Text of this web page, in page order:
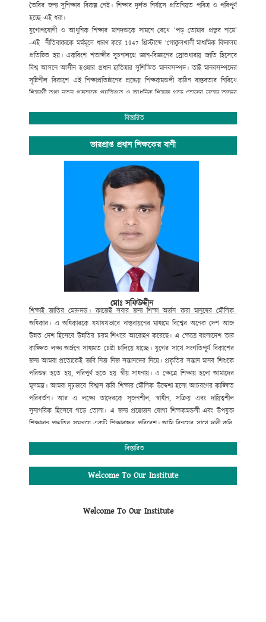
তৈরির জন্য সুশিক্ষার বিকল্প নেই। শিক্ষার দুর্লভ নির্যাসে প্রতিনিয়ত পবিত্র ও পরিপূর্ণ
হচ্ছে এই ধরা।
যুগোপযোগী ও আধুনিক শিক্ষার মানদন্ডকে সামনে রেখে ‘পড় তোমার প্রভুর নামে’
-এই নীতিবাক্যকে মর্মমূলে ধারণ করে1947 খ্রিস্টাব্দে ‘গোকুলখালী মাধ্যমিক বিদ্যালয়
প্রতিষ্ঠিত হয়। একবিংশ শতাব্দীর সূচনালগ্নে জ্ঞান-বিজ্ঞানের স্রোতধারায় জাতি হিসেবে
বিশ্ব আসনে আসীন হওয়ার প্রধান হাতিয়ার সুশিক্ষিত মানবসম্পদ। তাই মানবসম্পদের
সৃষ্টিশীল বিকাশে এই শিক্ষাপ্রতিষ্ঠানের শ্রদ্ধেয় শিক্ষকমন্ডলী কঠিন বাস্তবতার নিরিখে
শিক্ষার্থী তথা নতুন প্রজন্মকে প্রযুক্তিগত ও আধুনিক শিক্ষায় গড়ে তোলার লক্ষ্যে তাদের
অপ্রতিরোধ্য অগ্রযাত্রায় এগিয়ে যাচ্ছে বাংলাদেশের শিক্ষা ব্যবস্থা। বিদ্যালয়ে গতানুগতিক
শিক্ষার্থীদের উৎসাহ প্রদানেও উক্ত শিক্ষাপ্রতিষ্ঠান বদ্ধপরিকর।
সাংস্কৃতিক বিকাশ, প্রগতিশীল চিন্তা, শৃঙ্খলা, নিরাপত্তা ও নিরবচ্ছিন্ন শান্তির মূল্যবোধকে
ধারণ করে আমাদের এই স্বাপ্নিক যাত্রায় সকল শিক্ষক, শিক্ষার্থী, অভিভাবক ও
গুণিজনসহ সংশ্লিষ্ট সকলের ঐকান্তিক সহযোগিতা প্রত্যাশা করছি। এই শিক্ষা প্রতিষ্ঠানের
সর্বাঙ্গীন উন্নতি ও ভবিষ্যৎ পরিকল্পনা রুপায়নে গঠনমূলক সমালোচনাসহ আপনাদের
মূল্যবান পরামর্শ ও সহযোগিতা আমাদের কাম্য।
গোকুলখালী মাধ্যমিক বিদ্যালয়
আলমডাঙ্গা, চুয়াডাঙ্গা।
বিস্তারিত
ভারপ্রাপ্ত প্রধান শিক্ষকের বাণী
মোঃ সফিউদ্দীন
শিক্ষাই জাতির মেরুদন্ড। কাজেই সবার জন্য শিক্ষা অর্জন করা মানুষের মৌলিক
অধিকার। এ অধিকারকে যথাযথভাবে বাস্তবায়নের মাধ্যমে বিশ্বের অনেক দেশ আজ
উন্নত দেশ হিসেবে উন্নতির চরম শিখরে আরোহণ করেছে। এ ক্ষেত্রে বাংলাদেশ তার
কাঙ্ক্ষিত লক্ষ্য অর্জনে সাধ্যমত চেষ্টা চালিয়ে যাচ্ছে। যুগের সাথে সংগতিপূর্ণ বিকাশের
জন্য আমরা প্রত্যেকেই ভাবি নিজ নিজ সন্তানদের নিয়ে। প্রকৃতির সন্তান মানব শিশুকে
পরিশুদ্ধ হতে হয়, পরিপুর্ণ হতে হয় স্বীয় সাধনায়। এ ক্ষেত্রে শিক্ষায় হলো আমাদের
মূলমন্ত্র। আমরা দৃঢ়ভাবে বিশ্বাস করি শিক্ষার মৌলিক উদ্দেশ্য হলো আচরণের কাঙ্ক্ষিত
পরিবর্তন। আর এ লক্ষ্যে তাদেরকে সৃজনশীল,স্বাধীন,সক্রিয় এবং দায়িত্বশীল
সুনাগরিক হিসেবে গড়ে তোলা। এ জন্য প্রয়োজন যোগ্য শিক্ষকমন্ডলী এবং উপযুক্ত
শিক্ষাদান পদ্ধতির সমন্বয়ে একটি শিক্ষাবান্ধব পরিবেশ। আমি বিনয়ের সাথে দাবী করি,
প্রতিষ্ঠানটিতে
প্রধান শিক্ষক (ভারপ্রাপ্ত)
বিস্তারিত
Welcome To Our Institute
Welcome To Our Institute